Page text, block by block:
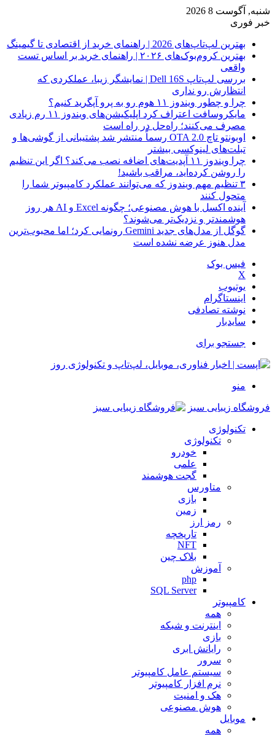
شنبه, آگوست 8 2026
خبر فوری
بهترین لپ‌تاپ‌های 2026 | راهنمای خرید از اقتصادی تا گیمینگ
بهترین کروم‌بوک‌های ۲۰۲۶ | راهنمای خرید بر اساس تست
واقعی
بررسی لپ‌تاپ Dell 16S | نمایشگر زیبا، عملکردی که
انتظارش رو نداری
چرا و چطور ویندوز ۱۱ هوم رو به پرو آپگرید کنیم؟
مایکروسافت اعتراف کرد اپلیکیشن‌های ویندوز ۱۱ رم زیادی
مصرف می‌کنند؛ راه‌حل در راه است
اوبونتو تاچ OTA 2.0 رسماً منتشر شد پشتیبانی از گوشی‌ها و
تبلت‌های لینوکسی بیشتر
چرا ویندوز ۱۱ آپدیت‌های اضافه نصب می‌کند؟ اگر این تنظیم
را روشن کرده‌اید، مراقب باشید!
۳ تنظیم مهم ویندوز که می‌توانند عملکرد کامپیوتر شما را
متحول کنند
آینده اکسل با هوش مصنوعی؛ چگونه Excel و AI هر روز
هوشمندتر و نزدیک‌تر می‌شوند؟
گوگل از مدل‌های جدید Gemini رونمایی کرد؛ اما محبوب‌ترین
مدل هنوز عرضه نشده است
فیس بوک
X
یوتیوب
اینستاگرام
نوشته تصادفی
سایدبار
جستجو برای
منو
فروشگاه زیبایی سبز
تکنولوژی
تکنولوژی
خودرو
علمی
گجت هوشمند
متاورس
بازی
زمین
رمز ارز
تاریخچه
NFT
بلاک چین
آموزش
php
SQL Server
کامپیوتر
همه
اینترنت و شبکه
بازی
رایانش ابری
سرور
سیستم عامل کامپیوتر
نرم افزار کامپیوتر
هک و امنیت
هوش مصنوعی
موبایل
همه